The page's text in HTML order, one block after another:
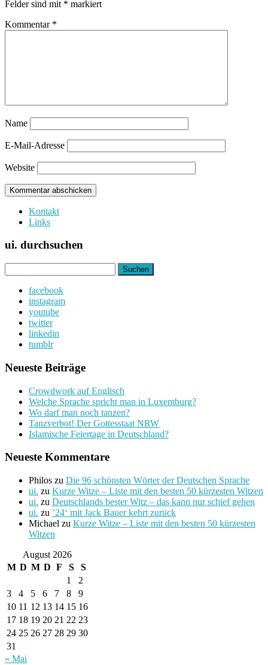
Felder sind mit * markiert
Kommentar *
Name
E-Mail-Adresse
Website
Kontakt
Links
ui. durchsuchen
nach:
facebook
instagram
youtube
twitter
linkedin
tumblr
Neueste Beiträge
Crowdwork auf Englisch
Welche Sprache spricht man in Luxemburg?
Wo darf man noch tanzen?
Tanzverbot! Der Gottesstaat NRW
Islamische Feiertage in Deutschland?
Neueste Kommentare
Philos zu Die 96 schönsten Wörter der Deutschen Sprache
ui. zu Kurze Witze – Liste mit den besten 50 kürzesten Witzen
ui. zu Deutschlands bester Witz – das kann nur schief gehen
ui. zu ’24‘ mit Jack Bauer kehrt zurück
Michael zu Kurze Witze – Liste mit den besten 50 kürzesten
Witzen
August 2026
M D M D F S
S
1
2
3
4 5 6 7 8
9
10 11 12 13 14 15 16
17 18 19 20 21 22 23
24 25 26 27 28 29 30
31
« Mai